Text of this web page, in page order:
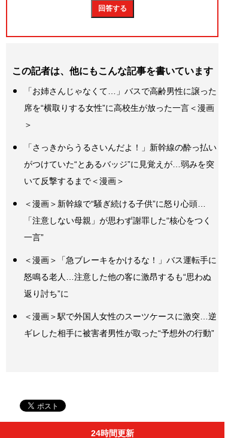
この記者は、他にもこんな記事を書いています
「お姉さんじゃなくて…」バスで高齢男性に譲った
席を“横取りする女性”に高校生が放った一言＜漫画
＞
「さっきからうるさいんだよ！」新幹線の酔っ払い
がつけていた“とあるバッジ”に見覚えが…弱みを突
いて反撃するまで＜漫画＞
＜漫画＞新幹線で“騒ぎ続ける子供”に怒り心頭…
「注意しない母親」が思わず謝罪した“核心をつく
一言”
＜漫画＞「急ブレーキをかけるな！」バス運転手に
怒鳴る老人…注意した他の客に激昂するも“思わぬ
返り討ち”に
＜漫画＞駅で外国人女性のスーツケースに激突…逆
ギレした相手に被害者男性が取った“予想外の行動”
24時間更新